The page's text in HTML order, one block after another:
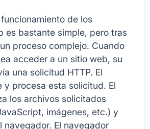
de los
es bastante simple, pero tras
proceso complejo. Cuando
acceder a un sitio web, su
una solicitud HTTP. El
y procesa esta solicitud. El
los archivos solicitados
imágenes, etc.) y
navegador. El navegador